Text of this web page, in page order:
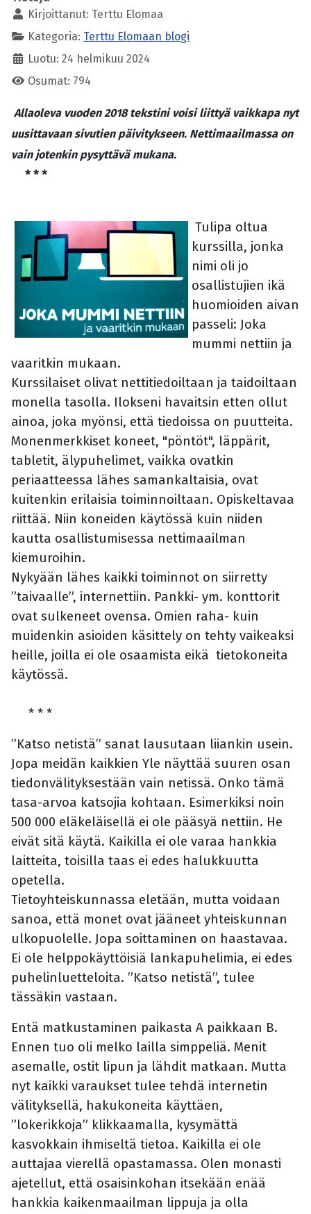
Kirjoittanut: Terttu Elomaa
Kategoria: Terttu Elomaan blogi
Luotu: 24 helmikuu 2024
Osumat: 794
Allaoleva vuoden 2018 tekstini voisi liittyä vaikkapa nyt
uusittavaan sivutien päivitykseen. Nettimaailmassa on
vain jotenkin pysyttävä mukana.
* * *
Tulipa oltua
kurssilla, jonka
nimi oli jo
osallistujien ikä
huomioiden aivan
passeli: Joka
mummi nettiin ja
vaaritkin mukaan.
Kurssilaiset olivat nettitiedoiltaan ja taidoiltaan
monella tasolla. Ilokseni havaitsin etten ollut
ainoa, joka myönsi, että tiedoissa on puutteita.
Monenmerkkiset koneet, "pöntöt", läppärit,
tabletit, älypuhelimet, vaikka ovatkin
periaatteessa lähes samankaltaisia, ovat
kuitenkin erilaisia toiminnoiltaan. Opiskeltavaa
riittää. Niin koneiden käytössä kuin niiden
kautta osallistumisessa nettimaailman
kiemuroihin.
Nykyään lähes kaikki toiminnot on siirretty
”taivaalle”, internettiin. Pankki- ym. konttorit
ovat sulkeneet ovensa. Omien raha- kuin
muidenkin asioiden käsittely on tehty vaikeaksi
heille, joilla ei ole osaamista eikä tietokoneita
käytössä.
* * *
”Katso netistä” sanat lausutaan liiankin usein.
Jopa meidän kaikkien Yle näyttää suuren osan
tiedonvälityksestään vain netissä. Onko tämä
tasa-arvoa katsojia kohtaan. Esimerkiksi noin
500 000 eläkeläisellä ei ole pääsyä nettiin. He
eivät sitä käytä. Kaikilla ei ole varaa hankkia
laitteita, toisilla taas ei edes halukkuutta
opetella.
Tietoyhteiskunnassa eletään, mutta voidaan
sanoa, että monet ovat jääneet yhteiskunnan
ulkopuolelle. Jopa soittaminen on haastavaa.
Ei ole helppokäyttöisiä lankapuhelimia, ei edes
puhelinluetteloita. ”Katso netistä”, tulee
tässäkin vastaan.
Entä matkustaminen paikasta A paikkaan B.
Ennen tuo oli melko lailla simppeliä. Menit
asemalle, ostit lipun ja lähdit matkaan. Mutta
nyt kaikki varaukset tulee tehdä internetin
välityksellä, hakukoneita käyttäen,
”lokerikkoja” klikkaamalla, kysymättä
kasvokkain ihmiseltä tietoa. Kaikilla ei ole
auttajaa vierellä opastamassa. Olen monasti
ajetellut, että osaisinkohan itsekään enää
hankkia kaikenmaailman lippuja ja olla